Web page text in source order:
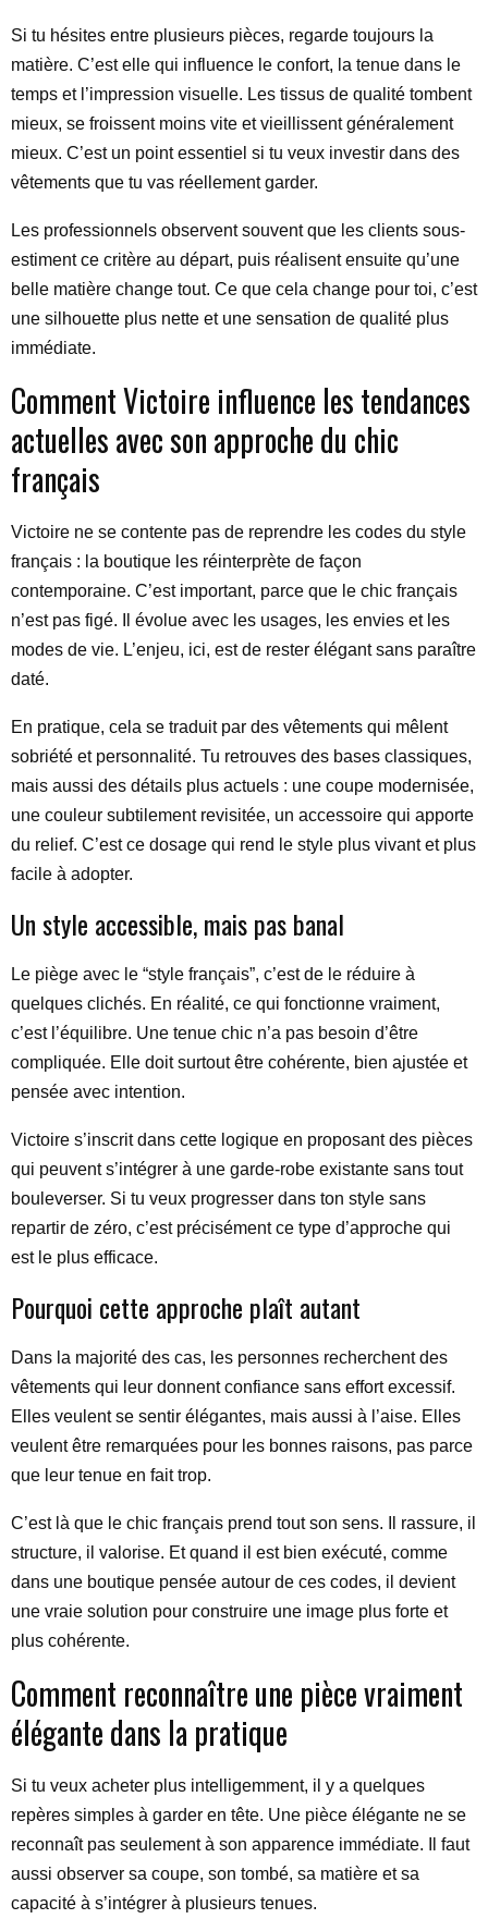
Si tu hésites entre plusieurs pièces, regarde toujours la
matière. C’est elle qui influence le confort, la tenue dans le
temps et l’impression visuelle. Les tissus de qualité tombent
mieux, se froissent moins vite et vieillissent généralement
mieux. C’est un point essentiel si tu veux investir dans des
vêtements que tu vas réellement garder.
Les professionnels observent souvent que les clients sous-
estiment ce critère au départ, puis réalisent ensuite qu’une
belle matière change tout. Ce que cela change pour toi, c’est
une silhouette plus nette et une sensation de qualité plus
immédiate.
Comment Victoire influence les tendances
actuelles avec son approche du chic
français
Victoire ne se contente pas de reprendre les codes du style
français : la boutique les réinterprète de façon
contemporaine. C’est important, parce que le chic français
n’est pas figé. Il évolue avec les usages, les envies et les
modes de vie. L’enjeu, ici, est de rester élégant sans paraître
daté.
En pratique, cela se traduit par des vêtements qui mêlent
sobriété et personnalité. Tu retrouves des bases classiques,
mais aussi des détails plus actuels : une coupe modernisée,
une couleur subtilement revisitée, un accessoire qui apporte
du relief. C’est ce dosage qui rend le style plus vivant et plus
facile à adopter.
Un style accessible, mais pas banal
Le piège avec le “style français”, c’est de le réduire à
quelques clichés. En réalité, ce qui fonctionne vraiment,
c’est l’équilibre. Une tenue chic n’a pas besoin d’être
compliquée. Elle doit surtout être cohérente, bien ajustée et
pensée avec intention.
Victoire s’inscrit dans cette logique en proposant des pièces
qui peuvent s’intégrer à une garde-robe existante sans tout
bouleverser. Si tu veux progresser dans ton style sans
repartir de zéro, c’est précisément ce type d’approche qui
est le plus efficace.
Pourquoi cette approche plaît autant
Dans la majorité des cas, les personnes recherchent des
vêtements qui leur donnent confiance sans effort excessif.
Elles veulent se sentir élégantes, mais aussi à l’aise. Elles
veulent être remarquées pour les bonnes raisons, pas parce
que leur tenue en fait trop.
C’est là que le chic français prend tout son sens. Il rassure, il
structure, il valorise. Et quand il est bien exécuté, comme
dans une boutique pensée autour de ces codes, il devient
une vraie solution pour construire une image plus forte et
plus cohérente.
Comment reconnaître une pièce vraiment
élégante dans la pratique
Si tu veux acheter plus intelligemment, il y a quelques
repères simples à garder en tête. Une pièce élégante ne se
reconnaît pas seulement à son apparence immédiate. Il faut
aussi observer sa coupe, son tombé, sa matière et sa
capacité à s’intégrer à plusieurs tenues.